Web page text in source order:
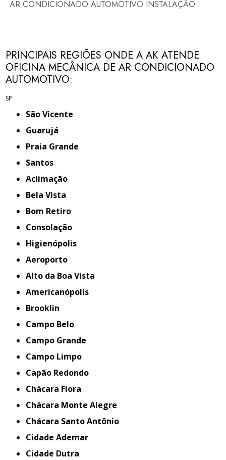
AR CONDICIONADO AUTOMOTIVO INSTALAÇÃO
PRINCIPAIS REGIÕES ONDE A AK ATENDE
OFICINA MECÂNICA DE AR CONDICIONADO
AUTOMOTIVO:
SP
São Vicente
Guarujá
Praia Grande
Santos
Aclimação
Bela Vista
Bom Retiro
Consolação
Higienópolis
Aeroporto
Alto da Boa Vista
Americanópolis
Brooklin
Campo Belo
Campo Grande
Campo Limpo
Capão Redondo
Chácara Flora
Chácara Monte Alegre
Chácara Santo Antônio
Cidade Ademar
Cidade Dutra